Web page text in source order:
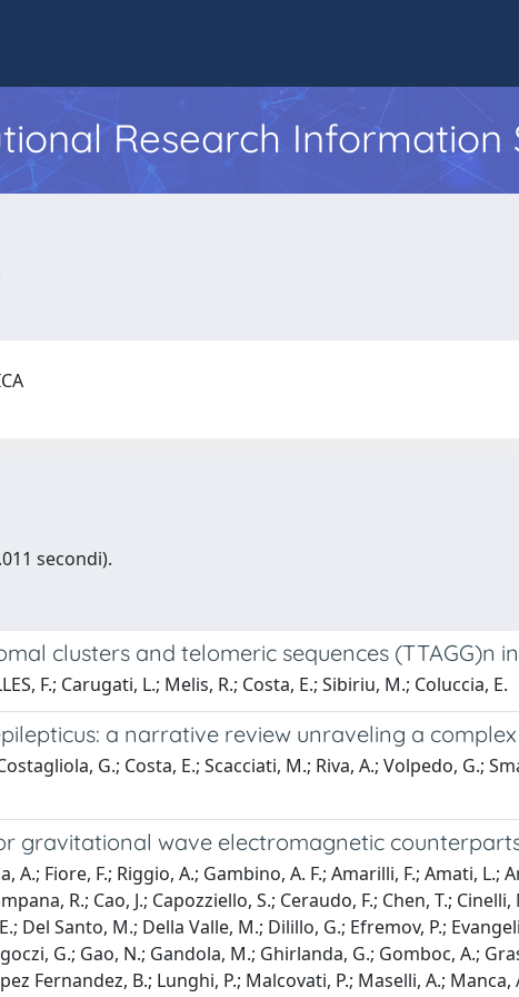
Research Information
secondi).
clusters and telomeric sequences (TTAGG)n
F.; Carugati, L.; Melis, R.; Costa, E.; Sibiriu, M.; Coluccia, E.
a narrative review unraveling a
G.; Costa, E.; Scacciati, M.; Riva, A.; Volpedo, G.;
gravitational wave electromagnetic
A.; Fiore, F.; Riggio, A.; Gambino, A. F.; Amarilli, F.; Amati,
R.; Cao, J.; Capozziello, S.; Ceraudo, F.; Chen, T.;
Del Santo, M.; Della Valle, M.; Dilillo, G.; Efremov, P.;
G.; Gao, N.; Gandola, M.; Ghirlanda, G.; Gomboc, A.;
Fernandez, B.; Lunghi, P.; Malcovati, P.; Maselli, A.;